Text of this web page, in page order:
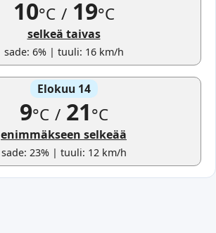
10°C /19°C
selkeä taivas
sade: 6% | tuuli: 16 km/h
Elokuu 14
9°C /21°C
enimmäkseen selkeää
sade: 23% | tuuli: 12 km/h